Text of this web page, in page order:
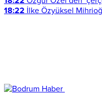
18:22 İlke Özyüksel